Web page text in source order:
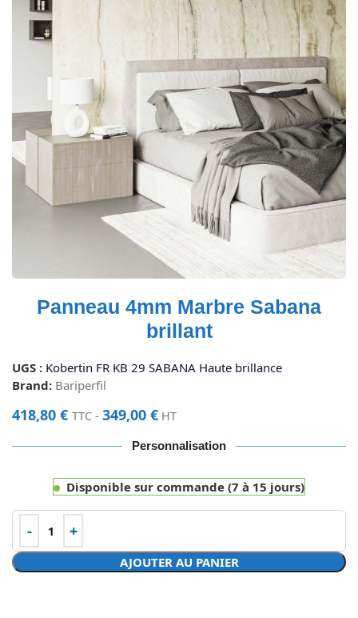
Panneau 4mm Marbre Sabana
brillant
UGS : Kobertin FR KB 29 SABANA Haute brillance
Brand: Bariperfil
418,80 € TTC - 349,00 € HT
Personnalisation
Disponible sur commande (7 à 15 jours)
AJOUTER AU PANIER